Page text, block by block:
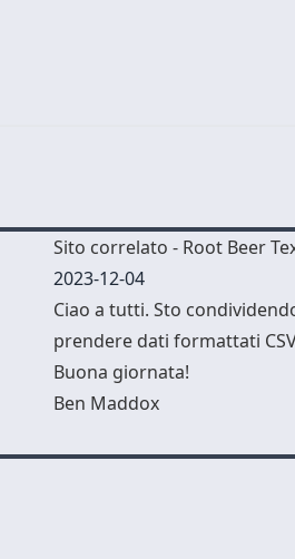
Sito correlato - Root Beer
2023-12-04
Ciao a tutti. Sto
prendere dati formattati
Buona giornata!
Ben Maddox